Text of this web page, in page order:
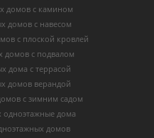
домов с камином
домов с навесом
с плоской кровлей
домов с подвалом
дома с террасой
домов верандой
с зимним садом
дома
домов